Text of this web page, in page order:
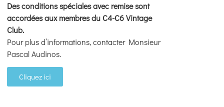
Des conditions spéciales avec remise sont
accordées aux membres du C4-C6 Vintage
Club.
Pour plus d’informations, contacter Monsieur
Pascal Audinos.
Cliquez ici